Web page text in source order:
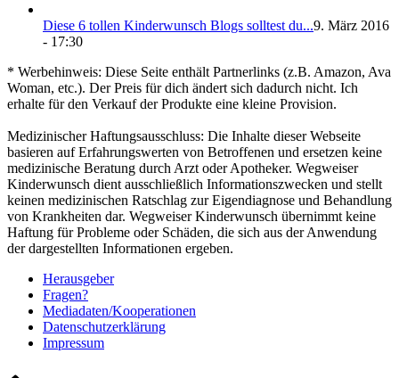
Die­se 6 tol­len Kin­der­wunsch Blogs soll­test du...9. März 2016
- 17:30
* Werbehinweis: Diese Seite enthält Partnerlinks (z.B. Amazon, Ava
Woman, etc.). Der Preis für dich ändert sich dadurch nicht. Ich
erhalte für den Verkauf der Produkte eine kleine Provision.
Medizinischer Haftungsausschluss: Die Inhalte dieser Webseite
basieren auf Erfahrungswerten von Betroffenen und ersetzen keine
medizinische Beratung durch Arzt oder Apotheker. Wegweiser
Kinderwunsch dient ausschließlich Informationszwecken und stellt
keinen medizinischen Ratschlag zur Eigendiagnose und Behandlung
von Krankheiten dar. Wegweiser Kinderwunsch übernimmt keine
Haftung für Probleme oder Schäden, die sich aus der Anwendung
der dargestellten Informationen ergeben.
Her­aus­ge­ber
Fra­gen?
Mediadaten/Kooperationen
Daten­schutz­er­klä­rung
Impres­sum